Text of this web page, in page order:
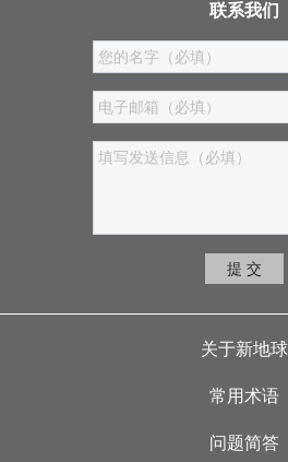
联系我们
提 交
关于新地球
常用术语
问题简答